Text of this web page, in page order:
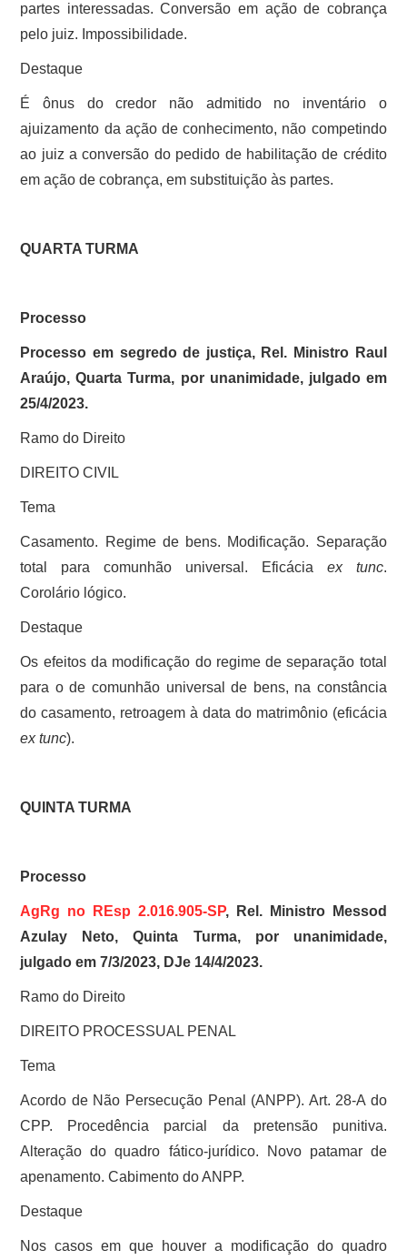
partes interessadas. Conversão em ação de cobrança
pelo juiz. Impossibilidade.
Destaque
É ônus do credor não admitido no inventário o
ajuizamento da ação de conhecimento, não competindo
ao juiz a conversão do pedido de habilitação de crédito
em ação de cobrança, em substituição às partes.
QUARTA TURMA
Processo
Processo em segredo de justiça, Rel. Ministro Raul
Araújo, Quarta Turma, por unanimidade, julgado em
25/4/2023.
Ramo do Direito
DIREITO CIVIL
Tema
Casamento. Regime de bens. Modificação. Separação
total para comunhão universal. Eficácia ex tunc.
Corolário lógico.
Destaque
Os efeitos da modificação do regime de separação total
para o de comunhão universal de bens, na constância
do casamento, retroagem à data do matrimônio (eficácia
ex tunc).
QUINTA TURMA
Processo
AgRg no REsp 2.016.905-SP, Rel. Ministro Messod
Azulay Neto, Quinta Turma, por unanimidade,
julgado em 7/3/2023, DJe 14/4/2023.
Ramo do Direito
DIREITO PROCESSUAL PENAL
Tema
Acordo de Não Persecução Penal (ANPP). Art. 28-A do
CPP. Procedência parcial da pretensão punitiva.
Alteração do quadro fático-jurídico. Novo patamar de
apenamento. Cabimento do ANPP.
Destaque
Nos casos em que houver a modificação do quadro